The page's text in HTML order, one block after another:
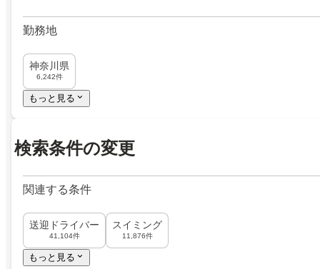
勤務地
神奈川県
6,242件
もっと見る
検索条件の変更
関連する条件
送迎ドライバー
41,104件
スイミング
11,876件
もっと見る